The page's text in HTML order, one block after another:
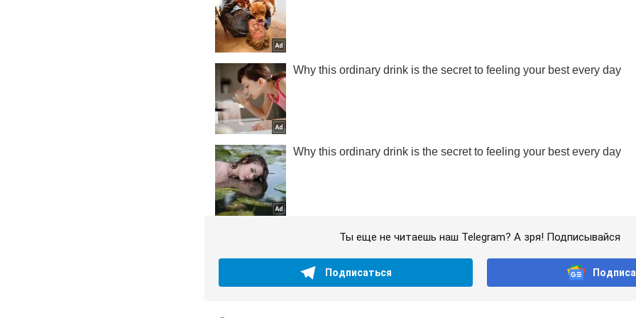
Ты еще не читаешь наш Telegram? А зря! Подписывайся
Подписаться